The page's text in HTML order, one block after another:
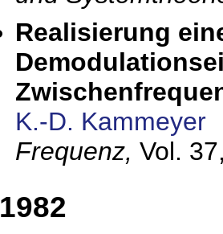
Realisierung
K.-D. Kammeyer
Frequenz, Vol.
1982